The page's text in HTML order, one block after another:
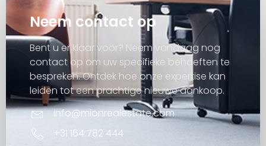
Neem contact op
Bent u er klaar voor? Neem vandaag nog
contact op om uw specifieke behoeften te
bespreken. Ontdek hoe onze expertise kan
leiden tot een prachtige nieuwe aankoop.
info@mionrealestate.com
+31 164 782 444